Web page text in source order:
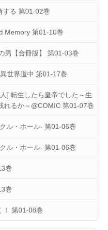
する 第01-02巻
Memory 第01-10巻
男【合冊版】 第01-03巻
世界道中 第01-17巻
] 転生したら皇帝でした～生
れるか～@COMIC 第01-07巻
ル・ホール- 第01-06巻
ル・ホール- 第01-06巻
巻
巻
！ 第01-08巻